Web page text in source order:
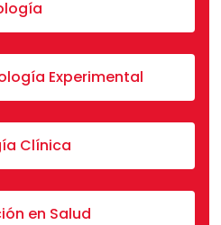
Experimental
Clínica
en Salud